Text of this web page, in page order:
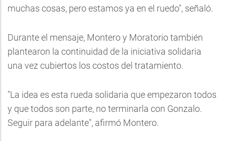
muchas cosas, pero estamos ya en el ruedo", señaló.
Durante el mensaje, Montero y Moratorio también
plantearon la continuidad de la iniciativa solidaria
una vez cubiertos los costos del tratamiento.
"La idea es esta rueda solidaria que empezaron todos
y que todos son parte, no terminarla con Gonzalo.
Seguir para adelante", afirmó Montero.